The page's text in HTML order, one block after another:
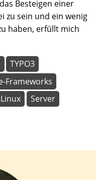
Besteigen einer
zu sein und ein wenig
haben, erfüllt mich
TYPO3
Frameworks
Linux
Server